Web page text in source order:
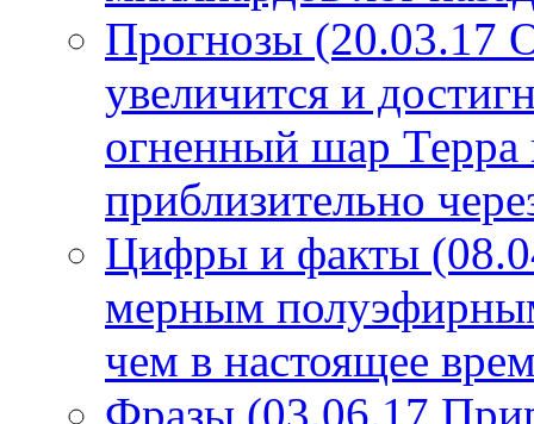
Прогнозы (20.03.17
увеличится и
огненный шар Терра
приблизительно
Цифры и факты
мерным
чем в настоящее